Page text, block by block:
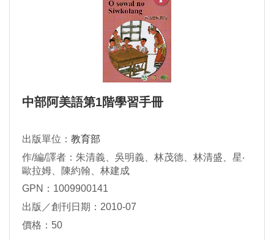
中部阿美語第1階學習手冊
出版單位： 教育部
作/編/譯者：朱清義、吳明義、林茂德、林清盛、星‧
歐拉姆、陳約翰、林建成
GPN：1009900141
出版／創刊日期：2010-07
價格：50